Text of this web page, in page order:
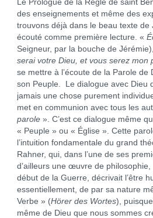
Le Prologue de la Règle de saint
des enseignements et même des
trouvons déjà dans le beau texte de
écouté comme première lecture. «
Seigneur, par la bouche de
serai votre Dieu, et vous serez mon
se mettre à l’écoute de la Parole de
son Peuple. Le dialogue avec Dieu
jamais une chose purement
met en communion avec tous les
parole». C’est ce dialogue même
« Peuple » ou « Église ». Cette
l’intuition fondamentale du grand
Rahner, qui, dans l’une de ses
d’ailleurs une œuvre de
début de la Guerre, décrivait l’être
essentiellement, de par sa nature
Verbe » (Hörer des Wortes),
même de Dieu que nous sommes